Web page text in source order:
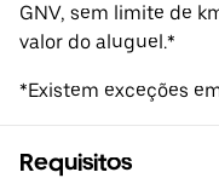
GNV, sem limite de
valor do aluguel.*
*Existem exceções
Requisitos